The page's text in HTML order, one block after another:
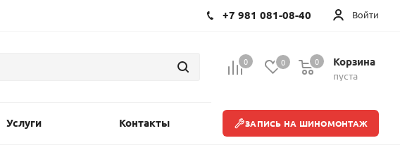
Войти
+7 981 081-08-40
0 0 Корзина
пуста
0
Услуги Контакты ЗАПИСЬ НА ШИНОМОНТАЖ